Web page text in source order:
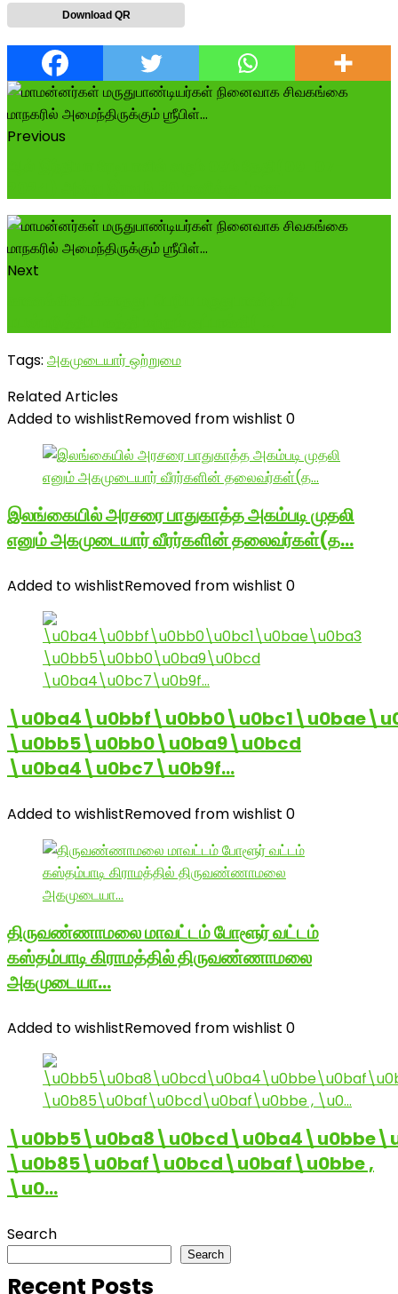
Download QR
Previous
Next
Tags: அகமுடையார் ஒற்றுமை
Related Articles
Added to wishlistRemoved from wishlist 0
இலங்கையில் அரசரை பாதுகாத்த அகம்படி முதலி
எனும் அகமுடையார் வீரர்களின் தலைவர்கள்(த…
Added to wishlistRemoved from wishlist 0
\u0bb5\u0bb0\u0ba9\u0bcd
\u0ba4\u0bc7\u0b9f…
Added to wishlistRemoved from wishlist 0
திருவண்ணாமலை மாவட்டம் போளூர் வட்டம்
கஸ்தம்பாடி கிராமத்தில் திருவண்ணாமலை
அகமுடையா…
Added to wishlistRemoved from wishlist 0
\u0b85\u0baf\u0bcd\u0baf\u0bbe ,
\u0…
Search
Search
Recent Posts